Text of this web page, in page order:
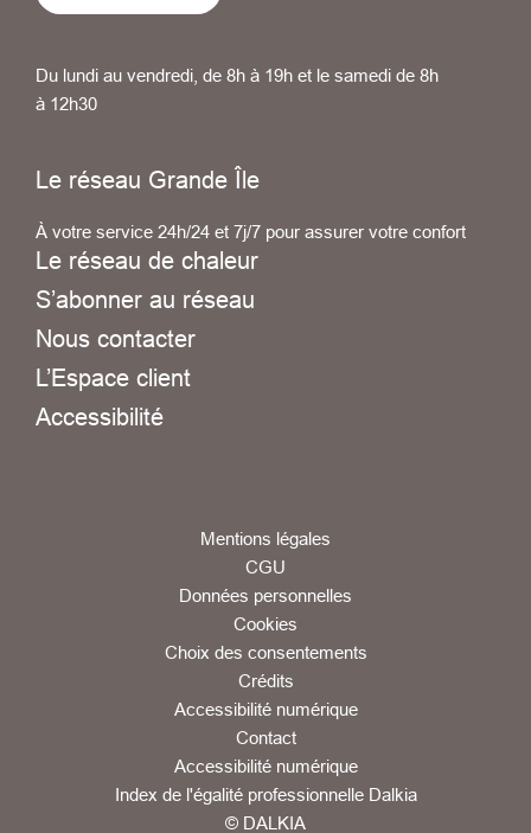
Du lundi au vendredi, de 8h à 19h et le samedi de 8h
à 12h30
Le réseau Grande Île
À votre service 24h/24 et 7j/7 pour assurer votre confort
Le réseau de chaleur
S’abonner au réseau
Nous contacter
L’Espace client
Accessibilité
Mentions légales
CGU
Données personnelles
Cookies
Choix des consentements
Crédits
Accessibilité numérique
Contact
Accessibilité numérique
Index de l'égalité professionnelle Dalkia
© DALKIA